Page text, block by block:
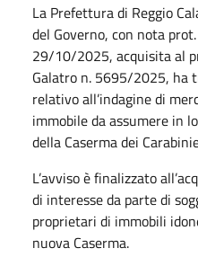
La Prefettura di Reggio
del Governo, con nota
29/10/2025, acquisita al
Galatro n. 5695/2025, ha
relativo all’indagine di
immobile da assumere in
della Caserma dei
L’avviso è finalizzato
di interesse da parte di
proprietari di immobili
nuova Caserma.